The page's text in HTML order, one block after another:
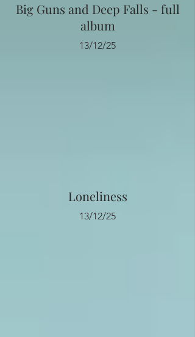
Big Guns and Deep Falls - full
album
13/12/25
Loneliness
13/12/25